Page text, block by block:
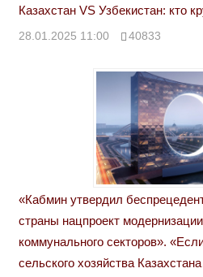
Казахстан VS Узбекистан: кто
28.01.2025 11:00 40833
«Кабмин утвердил
страны нацпроект модернизации
коммунального секторов».
сельского хозяйства